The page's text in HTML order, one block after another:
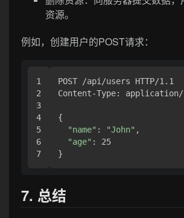
资源。
例如，创建用户的POST请求：
1
2
3
4
5
6
POST /api/users HTTP/1.1
Content-Type:
{
"name" : "John" ,
"age" : 25
}
7. 总结